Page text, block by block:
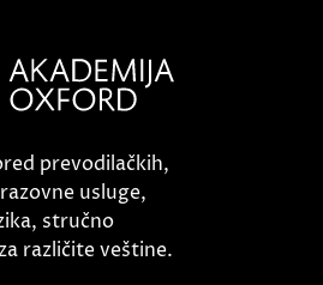
prevodilačkih,
usluge,
stručno
različite veštine.